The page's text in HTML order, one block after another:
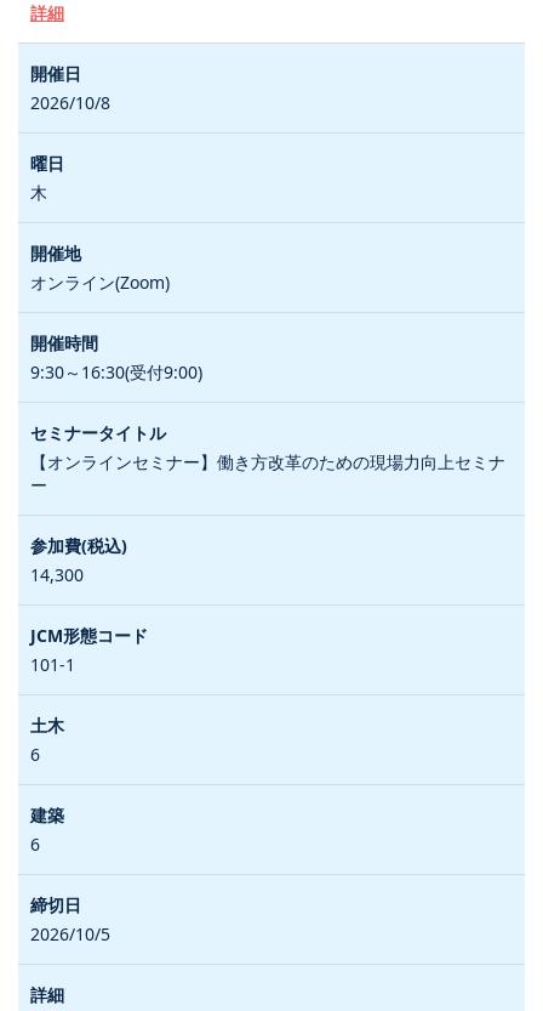
詳細
2026/10/8
木
オンライン(Zoom)
9:30～16:30(受付9:00)
【オンラインセミナー】働き方改革のための現場力向上セミナ
ー
14,300
101-1
6
6
2026/10/5